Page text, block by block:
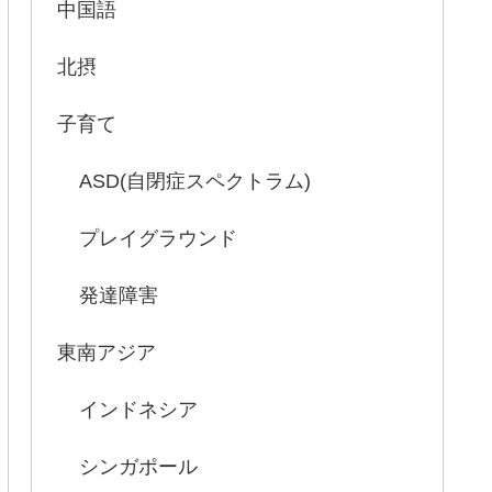
中国語
北摂
子育て
ASD(自閉症スペクトラム)
プレイグラウンド
発達障害
東南アジア
インドネシア
シンガポール